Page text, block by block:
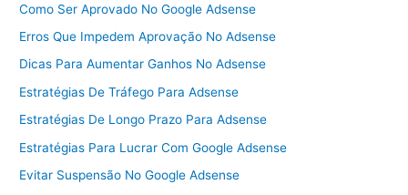
Como Ser Aprovado No Google Adsense
Erros Que Impedem Aprovação No Adsense
Dicas Para Aumentar Ganhos No Adsense
Estratégias De Tráfego Para Adsense
Estratégias De Longo Prazo Para Adsense
Estratégias Para Lucrar Com Google Adsense
Evitar Suspensão No Google Adsense